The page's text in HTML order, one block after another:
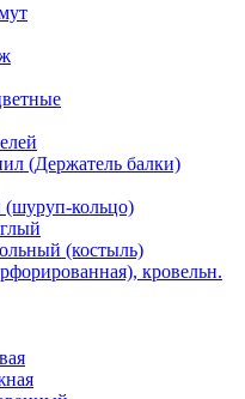
(Держатель балки)
кольцо)
(костыль)
кровельн.